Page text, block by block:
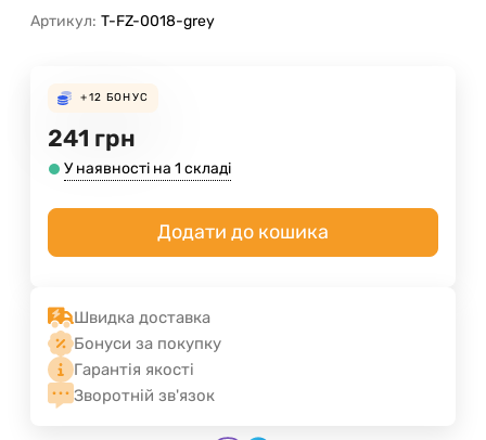
Артикул: T-FZ-0018-grey
+12 БОНУС
241 грн
У наявності на 1 складі
Додати до кошика
Швидка доставка
Бонуси за покупку
Гарантія якості
Зворотній зв'язок